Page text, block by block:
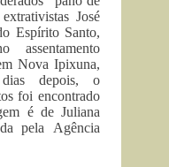
José
Espírito Santo,
assentamento
Nova Ipixuna,
depois, o
foi encontrado
é de Juliana
pela Agência